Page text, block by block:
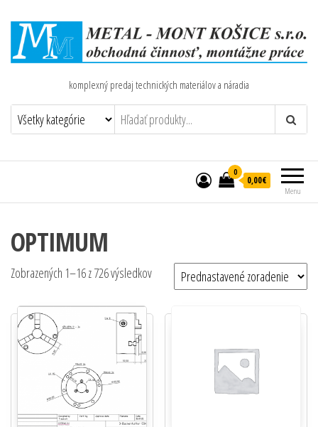
komplexný predaj technických materiálov a náradia
Menu
0
0,00€
OPTIMUM
Zobrazených 1–16 z 726 výsledkov